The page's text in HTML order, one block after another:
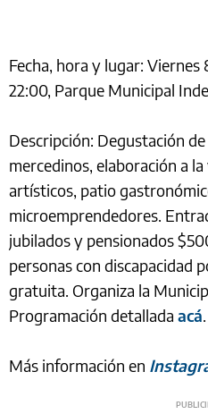
Fecha, hora y lugar: Viernes
22:00, Parque Municipal
Descripción: Degustación
mercedinos, elaboración a
artísticos, patio
microemprendedores.
jubilados y pensionados
personas con discapacidad
gratuita. Organiza la
Programación detallada acá.
Más información en